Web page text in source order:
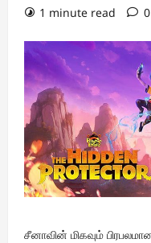
1 minute read
சீனாவின் மிகவும்